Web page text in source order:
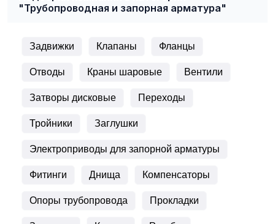
"Трубопроводная и запорная арматура"
Задвижки Клапаны Фланцы
Отводы Краны шаровые Вентили
Затворы дисковые Переходы
Тройники Заглушки
Электроприводы для запорной арматуры
Фитинги Днища Компенсаторы
Опоры трубопровода Прокладки